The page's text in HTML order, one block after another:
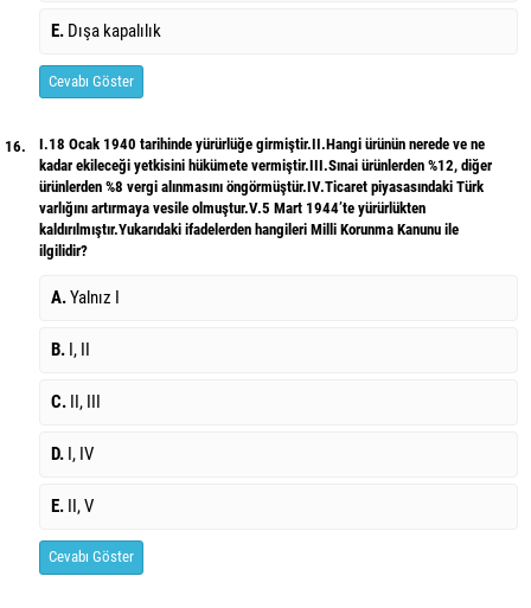
E. Dışa kapalılık
Cevabı Göster
16.
I.18 Ocak 1940 tarihinde yürürlüğe girmiştir.II.Hangi ürünün nerede ve ne
kadar ekileceği yetkisini hükümete vermiştir.III.Sınai ürünlerden %12, diğer
ürünlerden %8 vergi alınmasını öngörmüştür.IV.Ticaret piyasasındaki Türk
varlığını artırmaya vesile olmuştur.V.5 Mart 1944’te yürürlükten
kaldırılmıştır.Yukarıdaki ifadelerden hangileri Milli Korunma Kanunu ile
ilgilidir?
A.Yalnız I
B. I, II
C. II, III
D. I, IV
E. II, V
Cevabı Göster